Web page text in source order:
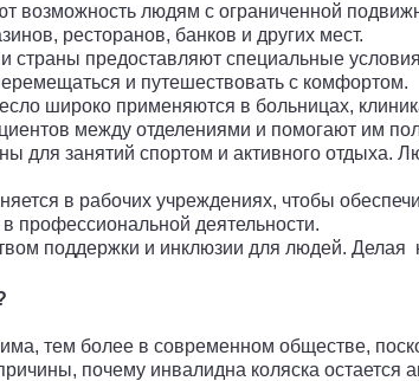
людям с ограниченной
ресторанов, банков и других мест.
предоставляют специальные
и путешествовать с комфортом.
широко применяются в больницах,
между отделениями и помогают им
занятий спортом и активного отдыха.
в рабочих учреждениях, чтобы
профессиональной деятельности.
поддержки и инклюзии для людей. Делая
тем более в современном обществе,
почему инвалидна коляска остается